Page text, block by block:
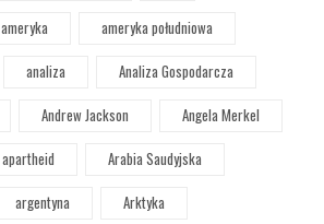
ameryka
ameryka południowa
analiza
Analiza Gospodarcza
Andrew Jackson
Angela Merkel
apartheid
Arabia Saudyjska
argentyna
Arktyka